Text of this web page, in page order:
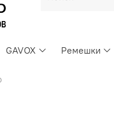
GAVOX Ремешки